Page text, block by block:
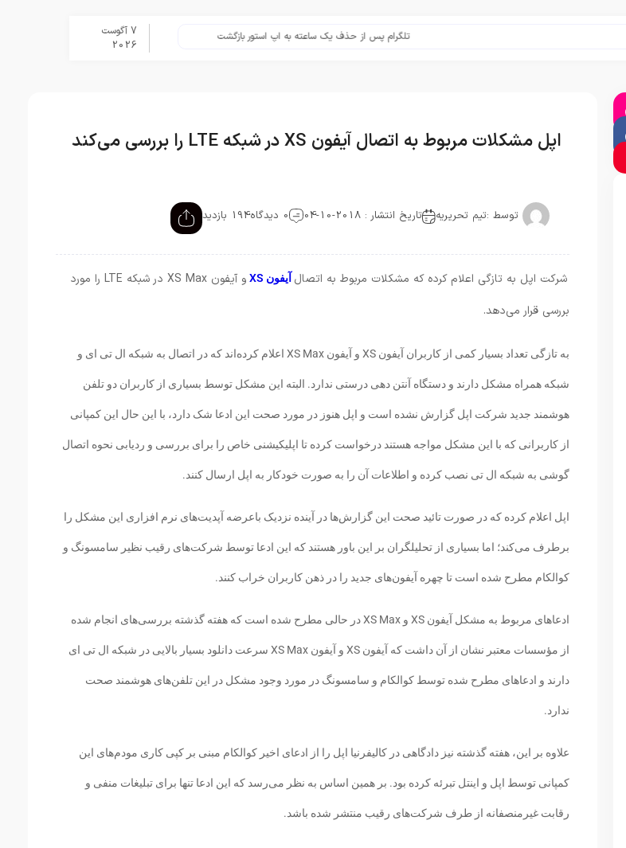
تلگرام پس از حذف یک ساعته به اپ استور بازگشت برنامه Apple Upgrade معرفی شد؛ شرایط اپل برای اجاره آیفون، آیپد، مک و اپل واچ
7 آگوست
2026
اپل مشکلات مربوط به اتصال آیفون XS در شبکه LTE را بررسی می‌کند
توسط :تیم تحریریه تاریخ انتشار : 2018-10-04 0 دیدگاه 194 بازدید
شرکت اپل به تازگی اعلام کرده که مشکلات مربوط به اتصال آیفون XS
و آیفون XS Max در شبکه LTE را مورد
بررسی قرار می‌دهد.
به تازگی تعداد بسیار کمی از کاربران آیفون XS و آیفون XS Max اعلام کرده‌اند که در اتصال به شبکه ال تی ای و
شبکه همراه مشکل دارند و دستگاه آنتن دهی درستی ندارد. البته این مشکل توسط بسیاری از کاربران دو تلفن
هوشمند جدید شرکت اپل گزارش نشده است و اپل هنوز در مورد صحت این ادعا شک دارد، با این حال این کمپانی
از کاربرانی که با این مشکل مواجه هستند درخواست کرده تا اپلیکیشنی خاص را برای بررسی و ردیابی نحوه اتصال
گوشی به شبکه ال تی نصب کرده و اطلاعات آن را به صورت خودکار به اپل ارسال کنند.
اپل اعلام کرده که در صورت تائید صحت این گزارش‌ها در آینده نزدیک باعرضه آپدیت‌های نرم افزاری این مشکل را
برطرف می‌کند؛ اما بسیاری از تحلیلگران بر این باور هستند که این ادعا توسط شرکت‌های رقیب نظیر سامسونگ و
کوالکام مطرح شده است تا چهره آیفون‌های جدید را در ذهن کاربران خراب کنند.
ادعاهای مربوط به مشکل آیفون XS و XS Max در حالی مطرح شده است که هفته گذشته بررسی‌های انجام شده
از مؤسسات معتبر نشان از آن داشت که آیفون XS و آیفون XS Max سرعت دانلود بسیار بالایی در شبکه ال تی ای
دارند و ادعاهای مطرح شده توسط کوالکام و سامسونگ در مورد وجود مشکل در این تلفن‌های هوشمند صحت
ندارد.
علاوه بر این، هفته گذشته نیز دادگاهی در کالیفرنیا اپل را از ادعای اخیر کوالکام مبنی بر کپی کاری مودم‌های این
کمپانی توسط اپل و اینتل تبرئه کرده بود. بر همین اساس به نظر می‌رسد که این ادعا تنها برای تبلیغات منفی و
رقابت غیرمنصفانه از طرف شرکت‌های رقیب منتشر شده باشد.